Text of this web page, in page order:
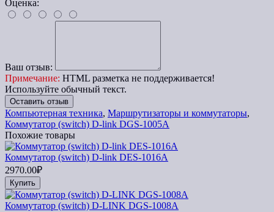
Оценка:
Ваш отзыв:
Примечание: HTML разметка не поддерживается!
Используйте обычный текст.
Оставить отзыв
Компьютерная техника, Маршрутизаторы и коммутаторы,
Коммутатор (switch) D-link DGS-1005A
Похожие товары
Коммутатор (switch) D-link DES-1016A
2970.00₽
Купить
Коммутатор (switch) D-LINK DGS-1008A